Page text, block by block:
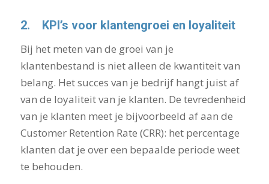
2. KPI’s voor klantengroei en loyaliteit
Bij het meten van de groei van je
klantenbestand is niet alleen de kwantiteit van
belang. Het succes van je bedrijf hangt juist af
van de loyaliteit van je klanten. De tevredenheid
van je klanten meet je bijvoorbeeld af aan de
Customer Retention Rate (CRR): het percentage
klanten dat je over een bepaalde periode weet
te behouden.